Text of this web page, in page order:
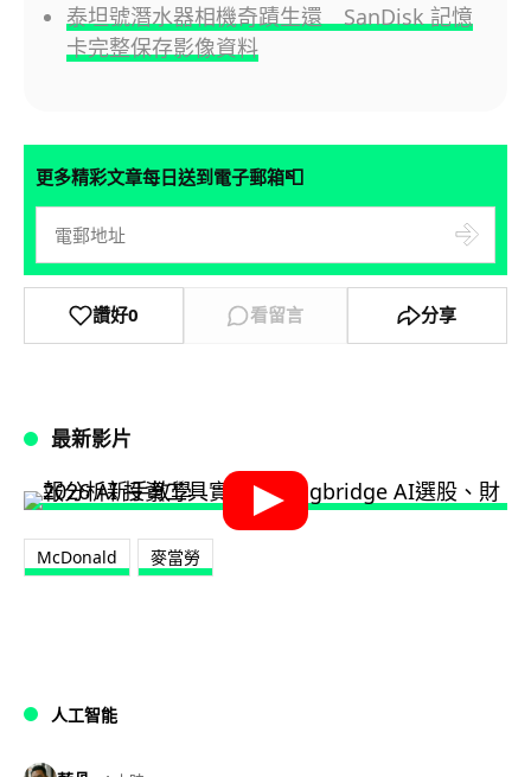
泰坦號潛水器相機奇蹟生還 SanDisk 記憶
卡完整保存影像資料
更多精彩文章每日送到電子郵箱📮
讚好0 看留言 分享
最新影片
McDonald 麥當勞
人工智能